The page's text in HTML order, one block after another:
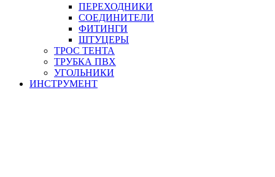
ПЕРЕХОДНИКИ
СОЕДИНИТЕЛИ
ФИТИНГИ
ШТУЦЕРЫ
ТРОС ТЕНТА
ТРУБКА ПВХ
УГОЛЬНИКИ
ИНСТРУМЕНТ